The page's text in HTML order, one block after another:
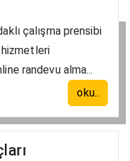
çalışma prensibi
randevu alma...
oku..